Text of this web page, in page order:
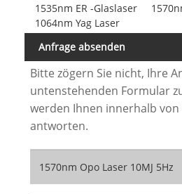
1535nm ER -Glaslaser
1064nm Yag Laser
Anfrage absenden
Bitte zögern Sie nicht, Ihre
untenstehenden Formular
werden Ihnen innerhalb von
antworten.